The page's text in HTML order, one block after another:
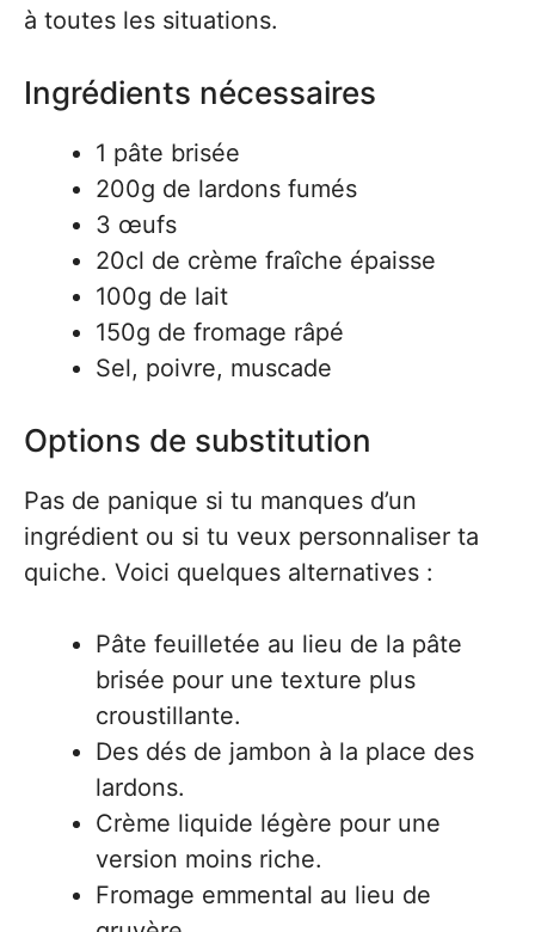
à toutes les situations.
Ingrédients nécessaires
1 pâte brisée
200g de lardons fumés
3 œufs
20cl de crème fraîche épaisse
100g de lait
150g de fromage râpé
Sel, poivre, muscade
Options de substitution
Pas de panique si tu manques d’un
ingrédient ou si tu veux personnaliser ta
quiche. Voici quelques alternatives :
Pâte feuilletée au lieu de la pâte
brisée pour une texture plus
croustillante.
Des dés de jambon à la place des
lardons.
Crème liquide légère pour une
version moins riche.
Fromage emmental au lieu de